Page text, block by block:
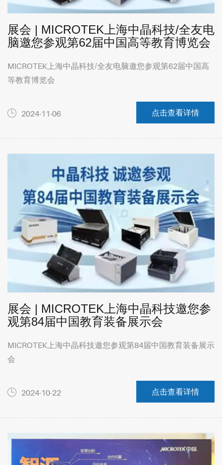
展会 | MICROTEK上海中晶科技/全友电
脑邀您参观第62届中国高等教育博览会
MICROTEK上海中晶科技/全友电脑邀您参观第62届中国高
等教育博览会
2024-11-06 点击查看详情
展会 | MICROTEK上海中晶科技邀您参
观第84届中国教育装备展示会
MICROTEK上海中晶科技邀您参观第84届中国教育装备展示
会
2024-10-22 点击查看详情